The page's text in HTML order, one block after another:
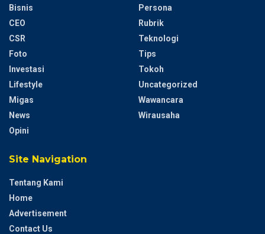
Bisnis
CEO
CSR
Foto
Investasi
Lifestyle
Migas
News
Opini
Persona
Rubrik
Teknologi
Tips
Tokoh
Uncategorized
Wawancara
Wirausaha
Site Navigation
Tentang Kami
Home
Advertisement
Contact Us